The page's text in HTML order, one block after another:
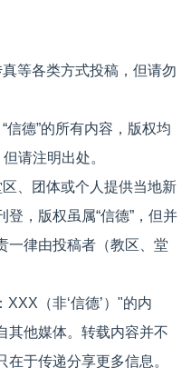
等各类方式投稿，但请勿
信德”的所有内容，版权均
请注明出处。
、团体或个人提供当地新
，版权虽属“信德”，但并
一律由投稿者（教区、堂
（非‘信德’）"的内
其他媒体。转载内容并不
于传递分享更多信息。